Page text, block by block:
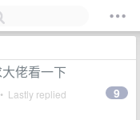
佬看一下
• Lastly replied
9